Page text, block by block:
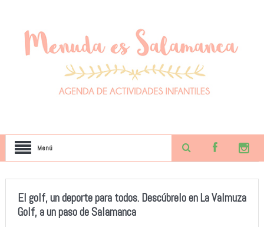
Menú
El golf, un deporte para todos. Descúbrelo en La Valmuza
Golf, a un paso de Salamanca